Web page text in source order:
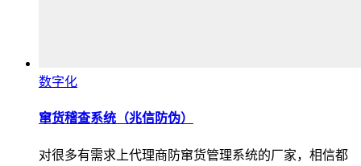
数字化
窜货稽查系统（兆信防伪）
对很多有需求上代理商防窜货管理系统的厂家，相信都